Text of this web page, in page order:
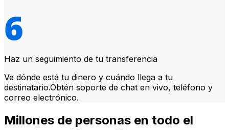
Haz un seguimiento de tu transferencia
Ve dónde está tu dinero y cuándo llega a tu
destinatario.Obtén soporte de chat en vivo, teléfono y
correo electrónico.
Millones de personas en todo el